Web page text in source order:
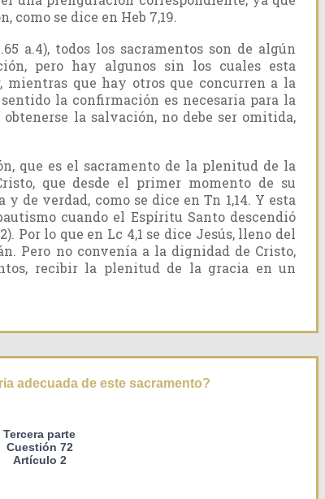
como se dice en Heb 7,19.
a.4), todos los sacramentos son de algún
pero hay algunos sin los cuales esta
mientras que hay otros que concurren a la
la confirmación es necesaria para la
la salvación, no debe ser omitida,
que es el sacramento de la plenitud de la
que desde el primer momento de su
de verdad, como se dice en Tn 1,14. Y esta
cuando el Espíritu Santo descendió
Por lo que en Lc 4,1 se dice Jesús, lleno del
Pero no convenía a la dignidad de Cristo,
recibir la plenitud de la gracia en un
adecuada de este sacramento?
Tercera parte
Cuestión 72
Artículo 2